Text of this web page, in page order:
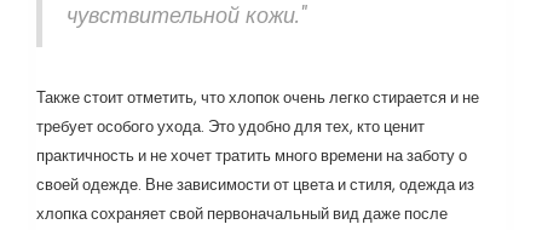
чувствительной кожи."
Также стоит отметить, что хлопок очень легко стирается и не
требует особого ухода. Это удобно для тех, кто ценит
практичность и не хочет тратить много времени на заботу о
своей одежде. Вне зависимости от цвета и стиля, одежда из
хлопка сохраняет свой первоначальный вид даже после